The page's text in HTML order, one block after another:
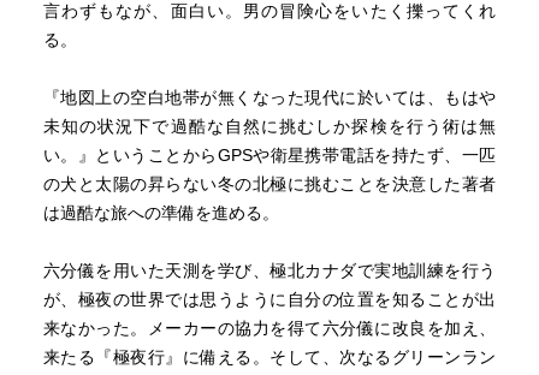
言わずもなが、面白い。男の冒険心をいたく擽ってくれ
る。
『地図上の空白地帯が無くなった現代に於いては、もはや
未知の状況下で過酷な自然に挑むしか探検を行う術は無
い。』ということからGPSや衛星携帯電話を持たず、一匹
の犬と太陽の昇らない冬の北極に挑むことを決意した著者
は過酷な旅への準備を進める。
六分儀を用いた天測を学び、極北カナダで実地訓練を行う
が、極夜の世界では思うように自分の位置を知ることが出
来なかった。メーカーの協力を得て六分儀に改良を加え、
来たる『極夜行』に備える。そして、次なるグリーンラン